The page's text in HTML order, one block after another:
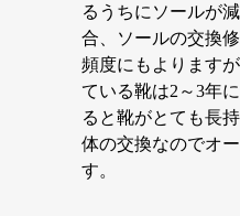
るうちにソールが
合、ソールの交換
頻度にもよります
ている靴は2～3年
ると靴がとても長
体の交換なのでオ
す。